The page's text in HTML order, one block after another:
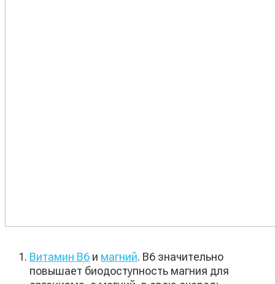
Витамин В6 и магний. В6 значительно
повышает биодоступность магния для